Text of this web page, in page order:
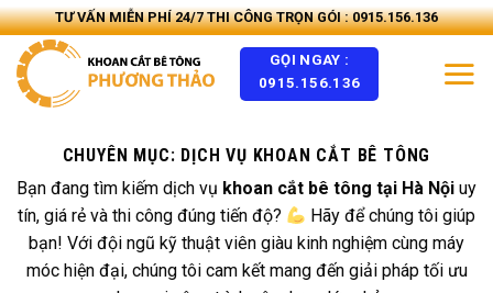
Skip
to
content
TƯ VẤN MIỄN PHÍ 24/7 THI CÔNG TRỌN GÓI : 0915.156.136
GỌI NGAY :
0915.156.136
CHUYÊN MỤC: DỊCH VỤ KHOAN CẮT BÊ TÔNG
Bạn đang tìm kiếm dịch vụ khoan cắt bê tông tại Hà Nội uy
tín, giá rẻ và thi công đúng tiến độ?
Hãy để chúng tôi giúp
bạn! Với đội ngũ kỹ thuật viên giàu kinh nghiệm cùng máy
móc hiện đại, chúng tôi cam kết mang đến giải pháp tối ưu